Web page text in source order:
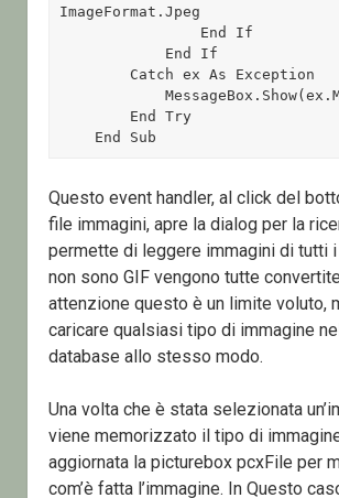
ImageFormat.Jpeg
            MessageBox.Show(ex.Message)
    End Sub
Questo event handler, al click del
file immagini, apre la dialog per la
permette di leggere immagini di tutti
non sono GIF vengono tutte
attenzione questo è un limite voluto,
caricare qualsiasi tipo di immagine
database allo stesso modo.
Una volta che è stata selezionata
viene memorizzato il tipo di
aggiornata la picturebox pcxFile per
com’è fatta l’immagine. In Questo